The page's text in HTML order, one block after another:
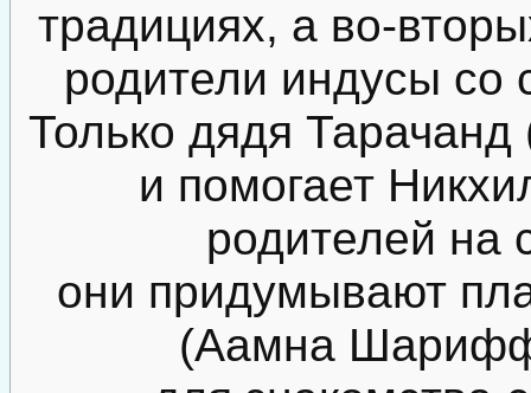
традициях, а во-
родители индусы со
Только дядя
и помогает
родителей на
они придумывают
(Аамна